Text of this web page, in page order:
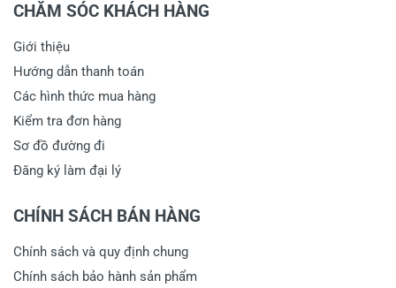
CHĂM SÓC KHÁCH HÀNG
Giới thiệu
Hướng dẫn thanh toán
Các hình thức mua hàng
Kiểm tra đơn hàng
Sơ đồ đường đi
Đăng ký làm đại lý
CHÍNH SÁCH BÁN HÀNG
Chính sách và quy định chung
Chính sách bảo hành sản phẩm